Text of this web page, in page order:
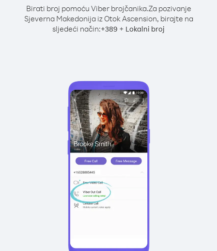
Birati broj pomoću Viber brojčanika.Za pozivanje
Sjeverna Makedonija iz Otok Ascension, birajte na
sljedeći način:+389 + Lokalni broj